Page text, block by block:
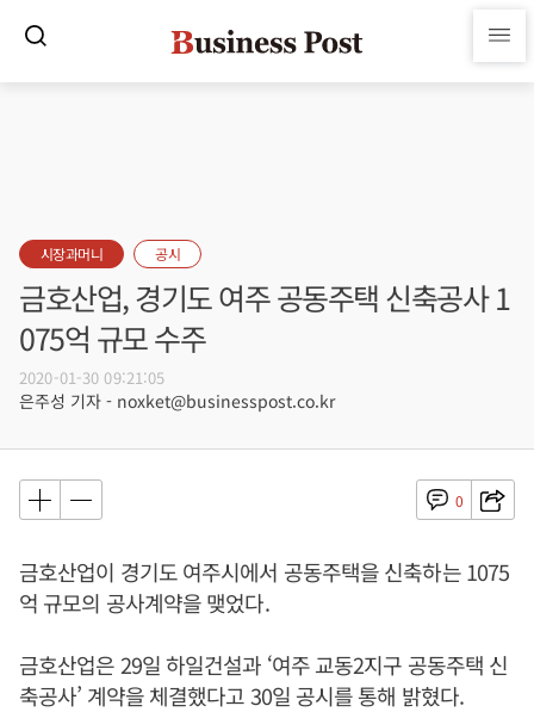
시장과머니 공시
금호산업, 경기도 여주 공동주택 신축공사 1
075억 규모 수주
2020-01-30 09:21:05
은주성 기자 - noxket@businesspost.co.kr
0
금호산업이 경기도 여주시에서 공동주택을 신축하는 1075
억 규모의 공사계약을 맺었다.
금호산업은 29일 하일건설과 ‘여주 교동2지구 공동주택 신
축공사’ 계약을 체결했다고 30일 공시를 통해 밝혔다.